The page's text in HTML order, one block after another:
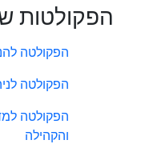
הפקולטות
הפקולטה
הפקולטה
הפקולטה
והקהילה